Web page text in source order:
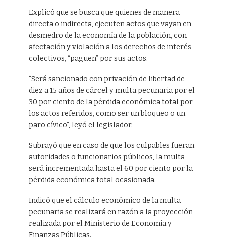
Explicó que se busca que quienes de manera
directa o indirecta, ejecuten actos que vayan en
desmedro de la economía de la población, con
afectación y violación a los derechos de interés
colectivos, “paguen” por sus actos.
“Será sancionado con privación de libertad de
diez a 15 años de cárcel y multa pecunaria por el
30 por ciento de la pérdida económica total por
los actos referidos, como ser un bloqueo o un
paro cívico”, leyó el legislador.
Subrayó que en caso de que los culpables fueran
autoridades o funcionarios públicos, la multa
será incrementada hasta el 60 por ciento por la
pérdida económica total ocasionada.
Indicó que el cálculo económico de la multa
pecunaria se realizará en razón a la proyección
realizada por el Ministerio de Economía y
Finanzas Públicas.